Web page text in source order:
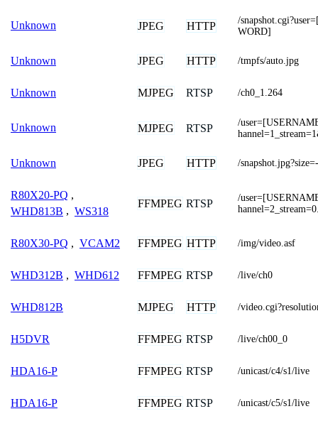
Unknown JPEG HTTP
/
WORD]
Unknown JPEG HTTP /tmpfs/auto.jpg
Unknown MJPEG RTSP /ch0_1.264
Unknown MJPEG RTSP
/
Unknown JPEG HTTP /
R80X20-PQ ,
WHD813B , WS318
FFMPEG RTSP
/
R80X30-PQ , VCAM2 FFMPEG HTTP /img/video.asf
WHD312B , WHD612 FFMPEG RTSP /live/ch0
WHD812B MJPEG HTTP /
H5DVR FFMPEG RTSP /live/ch00_0
HDA16-P FFMPEG RTSP /unicast/c4/s1/live
HDA16-P FFMPEG RTSP /unicast/c5/s1/live